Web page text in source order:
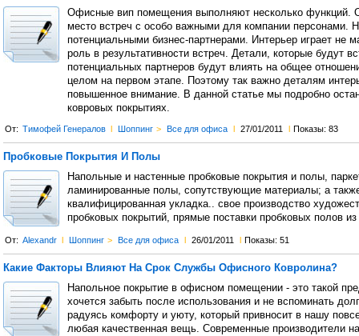
Офисные вип помещения выполняют несколько функций.
место встреч с особо важными для компании персонами.
потенциальными бизнес-партнерами. Интерьер играет не
роль в результативности встреч. Детали, которые будут
потенциальных партнеров будут влиять на общее
целом на первом этапе. Поэтому так важно деталям
повышенное внимание. В данной статье мы подробно
ковровых покрытиях.
От: Тимофей Генералов l Шоппинг > Все для офиса l 27/01/2011 l Показы: 83
Пробковые Покрытия И Полы
Напольные и настенные пробковые покрытия и полы,
ламинированные полы, сопутствующие материалы; а
квалифицированная укладка.. свое производство
пробковых покрытий, прямые поставки пробковых полов
От: Alexandr l Шоппинг > Все для офиса l 26/01/2011 l Показы: 51
Какие Факторы Влияют На Срок Службы Офисного Ковролина?
Напольное покрытие в офисном помещении - это такой
хочется забыть после использования и не вспоминать
радуясь комфорту и уюту, который привносит в нашу
любая качественная вещь. Современные производители